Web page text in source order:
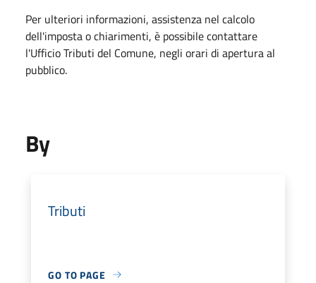
Per ulteriori informazioni, assistenza nel calcolo
dell'imposta o chiarimenti, è possibile contattare
l'Ufficio Tributi del Comune, negli orari di apertura al
pubblico.
By
Tributi
GO TO PAGE